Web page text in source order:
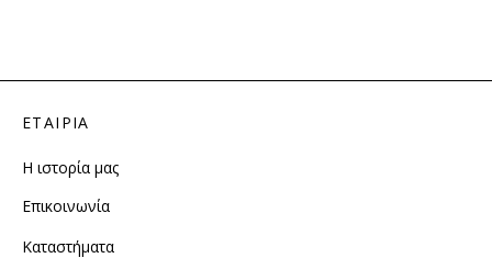
ΕΤΑΙΡΙΑ
Η ιστορία μας
Επικοινωνία
Καταστήματα